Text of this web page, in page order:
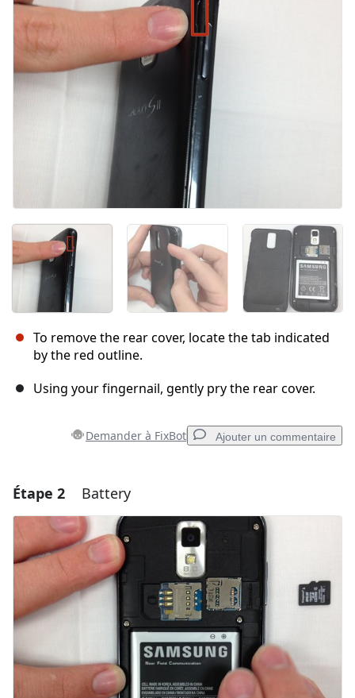
To remove the rear cover, locate the tab indicated
by the red outline.
Using your fingernail, gently pry the rear cover.
Demander à FixBot Ajouter un commentaire
Ajouter un commentaire
Ajouter un commentaire
Annuler Publier un commentaire
Étape 2 Battery